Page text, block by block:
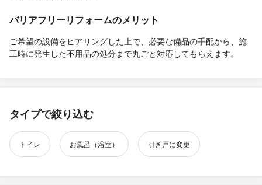
バリアフリーリフォームのメリット
ご希望の設備をヒアリングした上で、必要な備品の手配から、施
工時に発生した不用品の処分まで丸ごと対応してもらえます。
タイプで絞り込む
トイレ お風呂（浴室） 引き戸に変更